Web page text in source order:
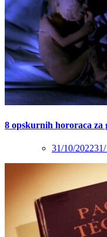
8 opskurnih hororaca za
31/10/2022